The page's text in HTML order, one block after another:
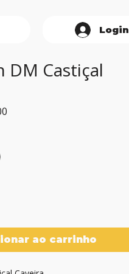
Login
DM Castiçal
ao carrinho